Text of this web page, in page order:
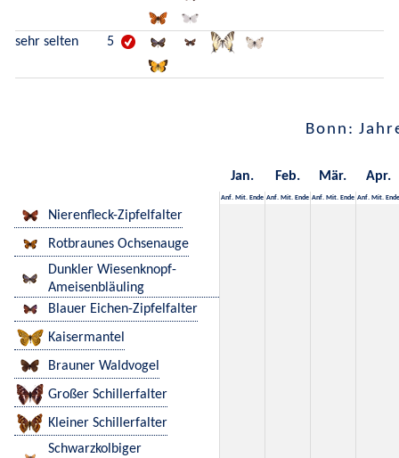
sehr selten 5
Bonn:
Jan. Feb. Mär. Apr.
Anf. Mit. Ende Anf. Mit. Ende Anf. Mit. Ende Anf. Mit. Ende
Nierenfleck-Zipfelfalter
Rotbraunes Ochsenauge
Dunkler Wiesenknopf-
Ameisenbläuling
Blauer Eichen-Zipfelfalter
Kaisermantel
Brauner Waldvogel
Großer Schillerfalter
Kleiner Schillerfalter
Schwarzkolbiger